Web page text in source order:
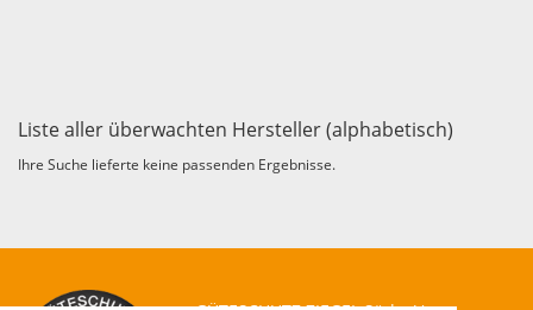
Liste aller überwachten Hersteller (alphabetisch)
Ihre Suche lieferte keine passenden Ergebnisse.